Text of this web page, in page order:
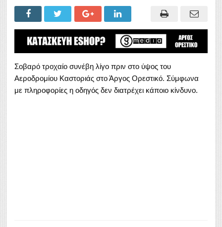
Σοβαρό τροχαίο συνέβη λίγο πριν στο ύψος του
Αεροδρομίου Καστοριάς στο Άργος Ορεστικό. Σύμφωνα
με πληροφορίες η οδηγός δεν διατρέχει κάποιο κίνδυνο.